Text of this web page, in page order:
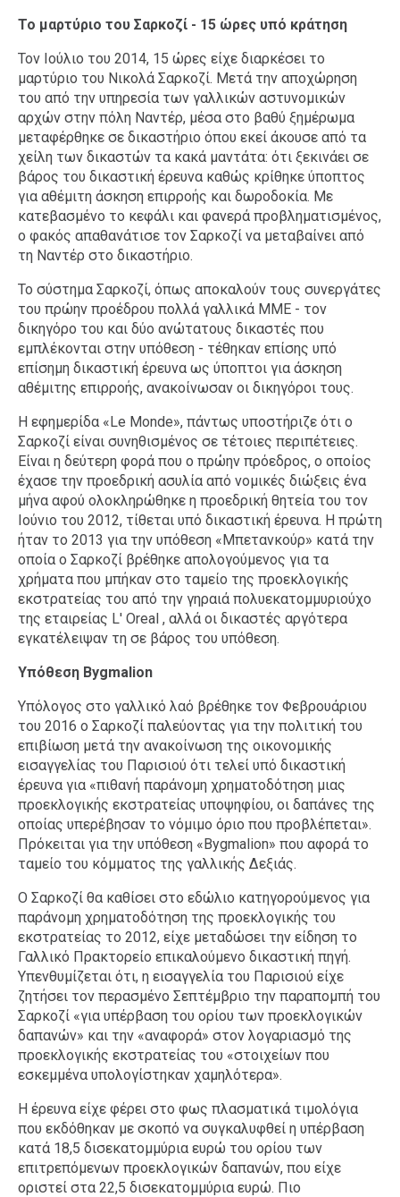
Το μαρτύριο του Σαρκοζί - 15 ώρες υπό κράτηση
Τον Ιούλιο του 2014, 15 ώρες είχε διαρκέσει το
μαρτύριο του Νικολά Σαρκοζί. Μετά την αποχώρηση
του από την υπηρεσία των γαλλικών αστυνομικών
αρχών στην πόλη Ναντέρ, μέσα στο βαθύ ξημέρωμα
μεταφέρθηκε σε δικαστήριο όπου εκεί άκουσε από τα
χείλη των δικαστών τα κακά μαντάτα: ότι ξεκινάει σε
βάρος του δικαστική έρευνα καθώς κρίθηκε ύποπτος
για αθέμιτη άσκηση επιρροής και δωροδοκία. Με
κατεβασμένο το κεφάλι και φανερά προβληματισμένος,
ο φακός απαθανάτισε τον Σαρκοζί να μεταβαίνει από
τη Ναντέρ στο δικαστήριο.
Το σύστημα Σαρκοζί, όπως αποκαλούν τους συνεργάτες
του πρώην προέδρου πολλά γαλλικά ΜΜΕ - τον
δικηγόρο του και δύο ανώτατους δικαστές που
εμπλέκονται στην υπόθεση - τέθηκαν επίσης υπό
επίσημη δικαστική έρευνα ως ύποπτοι για άσκηση
αθέμιτης επιρροής, ανακοίνωσαν οι δικηγόροι τους.
H εφημερίδα «Le Monde», πάντως υποστήριζε ότι ο
Σαρκοζί είναι συνηθισμένος σε τέτοιες περιπέτειες.
Είναι η δεύτερη φορά που ο πρώην πρόεδρος, ο οποίος
έχασε την προεδρική ασυλία από νομικές διώξεις ένα
μήνα αφού ολοκληρώθηκε η προεδρική θητεία του τον
Ιούνιο του 2012, τίθεται υπό δικαστική έρευνα. Η πρώτη
ήταν το 2013 για την υπόθεση «Μπετανκούρ» κατά την
οποία ο Σαρκοζί βρέθηκε απολογούμενος για τα
χρήματα που μπήκαν στο ταμείο της προεκλογικής
εκστρατείας του από την γηραιά πολυεκατομμυριούχο
της εταιρείας L' Oreal , αλλά οι δικαστές αργότερα
εγκατέλειψαν τη σε βάρος του υπόθεση.
Υπόθεση Βygmalion
Υπόλογος στο γαλλικό λαό βρέθηκε τον Φεβρουάριου
του 2016 ο Σαρκοζί παλεύοντας για την πολιτική του
επιβίωση μετά την ανακοίνωση της οικονομικής
εισαγγελίας του Παρισιού ότι τελεί υπό δικαστική
έρευνα για «πιθανή παράνομη χρηματοδότηση μιας
προεκλογικής εκστρατείας υποψηφίου, οι δαπάνες της
οποίας υπερέβησαν το νόμιμο όριο που προβλέπεται».
Πρόκειται για την υπόθεση «Bygmalion» που αφορά το
ταμείο του κόμματος της γαλλικής Δεξιάς.
Ο Σαρκοζί θα καθίσει στο εδώλιο κατηγορούμενος για
παράνομη χρηματοδότηση της προεκλογικής του
εκστρατείας το 2012, είχε μεταδώσει την είδηση το
Γαλλικό Πρακτορείο επικαλούμενο δικαστική πηγή.
Υπενθυμίζεται ότι, η εισαγγελία του Παρισιού είχε
ζητήσει τον περασμένο Σεπτέμβριο την παραπομπή του
Σαρκοζί «για υπέρβαση του ορίου των προεκλογικών
δαπανών» και την «αναφορά» στον λογαριασμό της
προεκλογικής εκστρατείας του «στοιχείων που
εσκεμμένα υπολογίστηκαν χαμηλότερα».
Η έρευνα είχε φέρει στο φως πλασματικά τιμολόγια
που εκδόθηκαν με σκοπό να συγκαλυφθεί η υπέρβαση
κατά 18,5 δισεκατομμύρια ευρώ του ορίου των
επιτρεπόμενων προεκλογικών δαπανών, που είχε
οριστεί στα 22,5 δισεκατομμύρια ευρώ. Πιο